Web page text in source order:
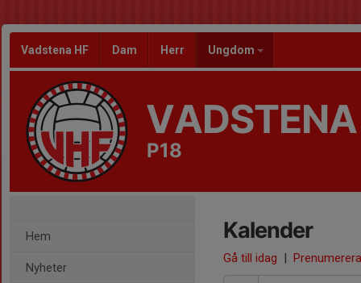
Vadstena HF Dam Herr Ungdom
P18
Hem
Nyheter
Kalender
Gå till idag | Prenumerera